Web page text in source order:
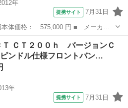
年
提携サイト 7月31日
Ｔ ■ グレード名： ＣＴ２００
、ＥＴＣ、プッシュスタート、スマ
Ｔ ＣＴ２００ｈ バージョンＣ
ンドル仕様フロントバン…
年
提携サイト 7月31日